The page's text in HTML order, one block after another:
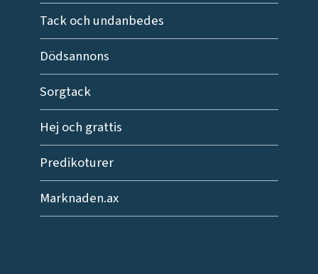
Tack och undanbedes
Dödsannons
Sorgtack
Hej och grattis
Predikoturer
Marknaden.ax